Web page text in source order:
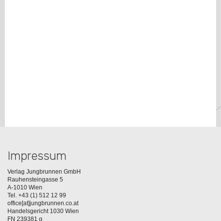
Impressum
Verlag Jungbrunnen GmbH
Rauhensteingasse 5
A-1010 Wien
Tel. +43 (1) 512 12 99
office[at]jungbrunnen.co.at
Handelsgericht 1030 Wien
FN 239381 g